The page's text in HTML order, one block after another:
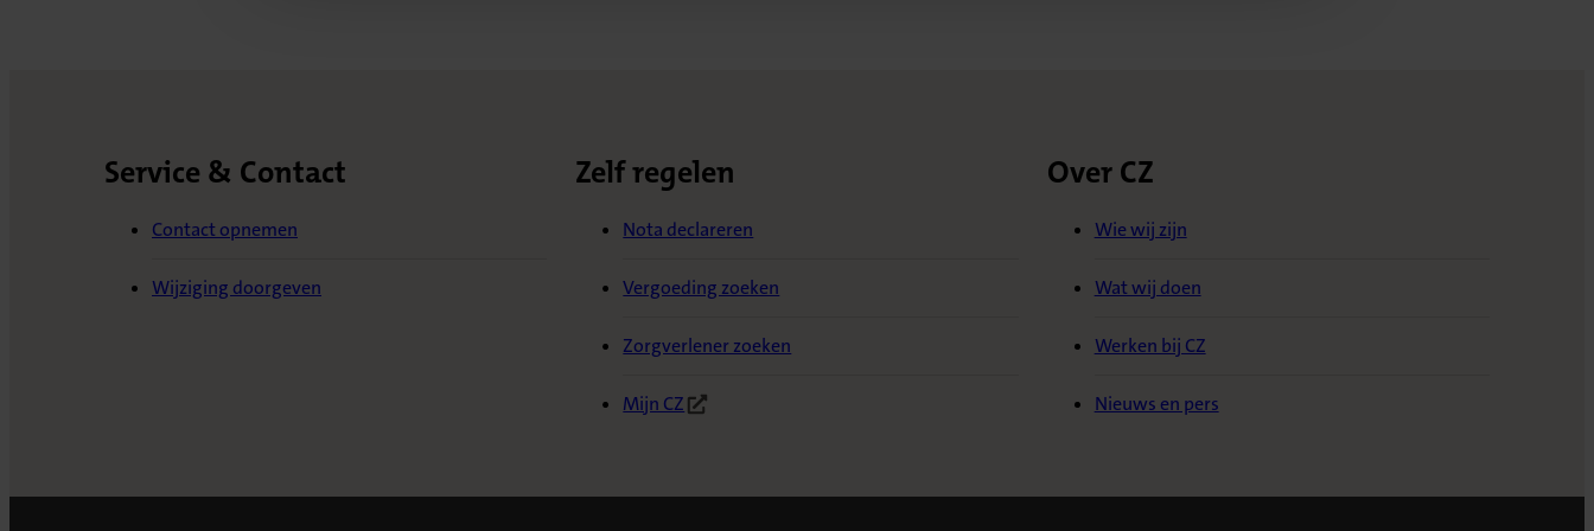
Service & Contact
Contact opnemen
Wijziging doorgeven
Zelf regelen
Nota declareren
Vergoeding zoeken
Zorgverlener zoeken
Mijn CZ
(Opent in nieuw tabblad)
Over CZ
Wie wij zijn
Wat wij doen
Werken bij CZ
Nieuws en pers